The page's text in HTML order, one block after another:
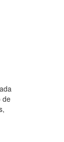
de